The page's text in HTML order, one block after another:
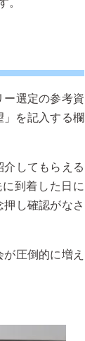
。
ー選定の参考資
を記入する欄
してもらえる
到着した日に
し確認がなさ
圧倒的に増え